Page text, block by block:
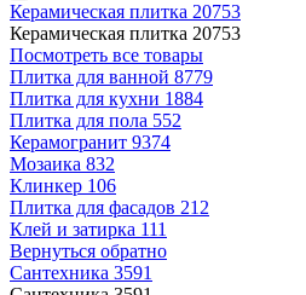
Керамическая плитка 20753
Керамическая плитка 20753
Посмотреть все товары
Плитка для ванной 8779
Плитка для кухни 1884
Плитка для пола 552
Керамогранит 9374
Мозаика 832
Клинкер 106
Плитка для фасадов 212
Клей и затирка 111
Вернуться обратно
Сантехника 3591